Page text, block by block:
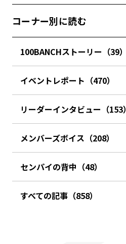
コーナー別に読む
100BANCHストーリー（39）
イベントレポート（470）
リーダーインタビュー（153）
メンバーズボイス（208）
センパイの背中（48）
すべての記事（858）